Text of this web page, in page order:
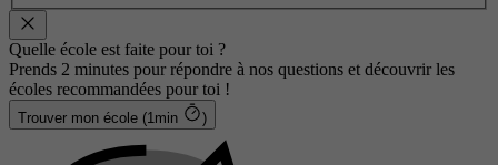
Quelle école est faite pour toi ?
Prends 2 minutes pour répondre à nos questions et découvrir les
écoles recommandées pour toi !
Trouver mon école (1min )